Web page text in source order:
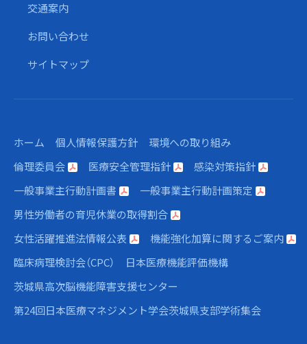
交通案内
お問い合わせ
サイトマップ
ホーム 個人情報保護方針
環境への取り組み
倫理委員会
医療安全管理指針
感染対策指針
一般事業主行動計画書
一般事業主行動計画策定
男性労働者の育児休業の取得割合
女性活躍推進法情報公表
機能強化加算に関するご案内
臨床病理検討会（CPC）
日本医療機能評価機構
茨城県高次脳機能障害支援センター
第24回日本医療マネジメント学会茨城県支部学術集会